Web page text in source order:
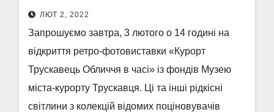
ЛЮТ 2, 2022
Запрошуємо завтра, 3 лютого о 14 годині на
відкриття ретро-фотовиставки «Курорт
Трускавець Обличчя в часі» із фондів Музею
міста-курорту Трускавця. Ці та інші рідкісні
світлини з колекцій відомих поціновувачів